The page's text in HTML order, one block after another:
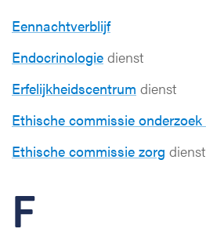
Eennachtverblijf
Endocrinologie dienst
Erfelijkheidscentrum dienst
Ethische commissie onderzoek
Ethische commissie zorg dienst
F